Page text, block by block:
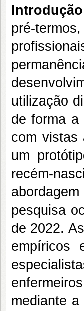
Introdução
pré-
utilização
de forma a
com vistas
um
recém-
pesquisa
de 2022.
empíricos
mediante